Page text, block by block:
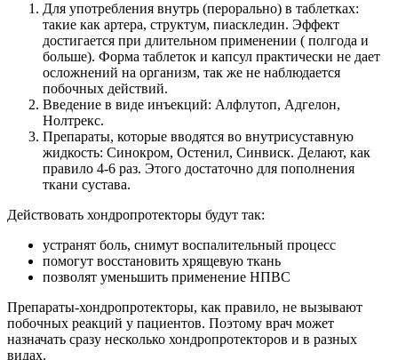
Для употребления внутрь (перорально) в таблетках:
такие как артера, структум, пиаскледин. Эффект
достигается при длительном применении ( полгода и
больше). Форма таблеток и капсул практически не дает
осложнений на организм, так же не наблюдается
побочных действий.
Введение в виде инъекций: Алфлутоп, Адгелон,
Нолтрекс.
Препараты, которые вводятся во внутрисуставную
жидкость: Синокром, Остенил, Синвиск. Делают, как
правило 4-6 раз. Этого достаточно для пополнения
ткани сустава.
Действовать хондропротекторы будут так:
устранят боль, снимут воспалительный процесс
помогут восстановить хрящевую ткань
позволят уменьшить применение НПВС
Препараты-хондропротекторы, как правило, не вызывают
побочных реакций у пациентов. Поэтому врач может
назначать сразу несколько хондропротекторов и в разных
видах.